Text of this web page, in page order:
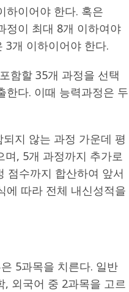
하이어야 한다. 혹은
정이 최대 8개 이하여야
3개 이하이어야 한다.
함할 35개 과정을 선택
한다. 이때 능력과정은 두
지 않는 과정 가운데 평
, 5개 과정까지 추가로
점수까지 합산하여 앞서
에 따라 전체 내신성적을
5과목을 치른다. 일반
외국어 중 2과목을 고르